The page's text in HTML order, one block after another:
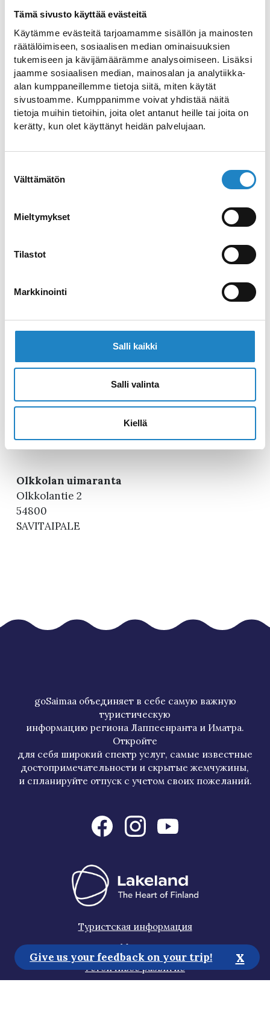
Tämä sivusto käyttää evästeitä
Käytämme evästeitä tarjoamamme sisällön ja mainosten
räätälöimiseen, sosiaalisen median ominaisuuksien
tukemiseen ja kävijämäärämme analysoimiseen. Lisäksi
jaamme sosiaalisen median, mainosalan ja analytiikka-
alan kumppaneillemme tietoja siitä, miten käytät
sivustoamme. Kumppanimme voivat yhdistää näitä
tietoja muihin tietoihin, joita olet antanut heille tai joita on
kerätty, kun olet käyttänyt heidän palvelujaan.
valinta
Välttämätön
Mieltymykset
Tilastot
Markkinointi
Salli kaikki
Salli valinta
Kiellä
Насладитесь отдыхом на
пляже Олккола всей
семьей
Мелководный пляж с большим пирсом,
лужайками, площадкой для пляжного
Olkkolan uimaranta
Olkkolantie 2
54800
SAVITAIPALE
goSaimaa объединяет в себе самую важную
туристическую
информацию региона Лаппеенранта и Иматра.
Откройте
для себя широкий спектр услуг, самые известные
достопримечательности и скрытые жемчужины,
и спланируйте отпуск с учетом своих пожеланий.
Туристская информация
Медиа
Устойчивое развитие
Give us your feedback on your trip! x